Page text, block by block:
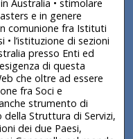
Australia • stimolare
e in genere
comunione fra Istituti
l’istituzione di sezioni
presso Enti ed
di questa
che oltre ad essere
fra Soci e
strumento di
Struttura di Servizi,
dei due Paesi,